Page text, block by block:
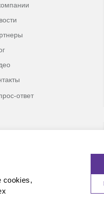
ответ
cookies,